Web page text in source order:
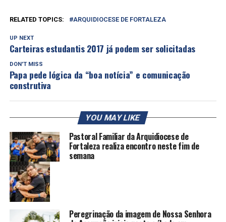
RELATED TOPICS: ARQUIDIOCESE DE FORTALEZA
UP NEXT
Carteiras estudantis 2017 já podem ser solicitadas
DON'T MISS
Papa pede lógica da “boa notícia” e comunicação
construtiva
YOU MAY LIKE
Pastoral Familiar da Arquidiocese de
Fortaleza realiza encontro neste fim de
semana
Peregrinação da imagem de Nossa Senhora